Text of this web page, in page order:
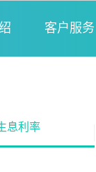
客户服务
息利率